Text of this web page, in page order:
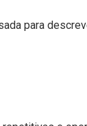
para